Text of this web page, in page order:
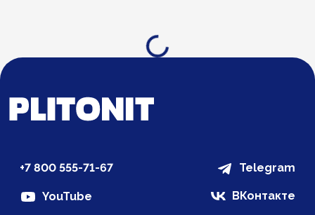
Загрузка...
+7 800 555-71-67 Telegram
YouTube ВКонтакте